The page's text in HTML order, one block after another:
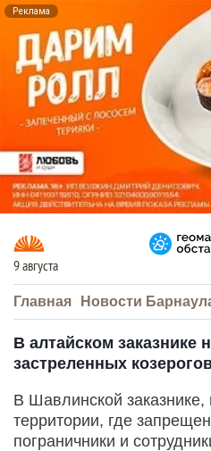
Реклама
9 августа
Главная Новости
В алтайском заказнике
застреленных
В Шавлинской
территории, где
пограничники и